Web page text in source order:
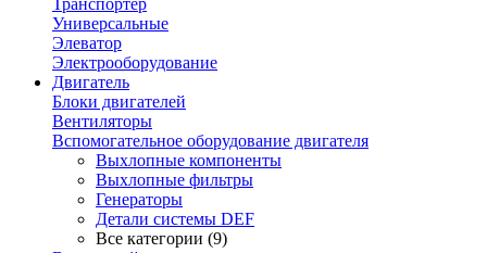
Транспортер
Универсальные
Элеватор
Электрооборудование
Двигатель
Блоки двигателей
Вентиляторы
Вспомогательное оборудование двигателя
Выхлопные компоненты
Выхлопные фильтры
Генераторы
Детали системы DEF
Все категории (9)